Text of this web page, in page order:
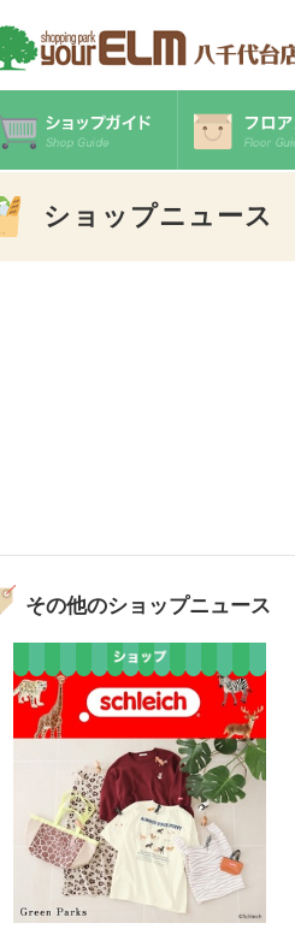
ショップニュース
その他のショップニュース